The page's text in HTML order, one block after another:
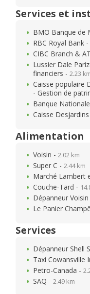
Services et
BMO Banque de
RBC Royal Bank -
CIBC Branch &
Lussier Dale
financiers - 2.23
Caisse populaire
- Gestion de
Banque
Caisse
Alimentation
Voisin - 2.02 km
Super C - 2.44 km
Marché Lambert
Couche-Tard -
Dépanneur
Le Panier
Services
Dépanneur Shell
Taxi Cowansville
Petro-Canada -
SAQ - 2.49 km